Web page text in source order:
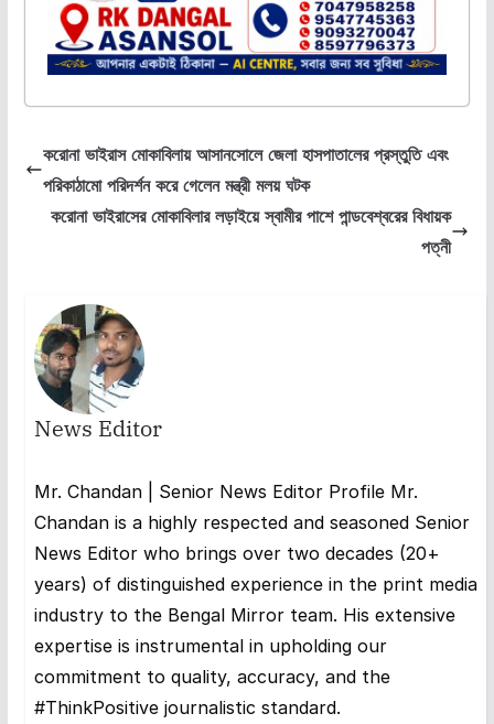
করোনা ভাইরাস মোকাবিলায় আসানসোলে জেলা হাসপাতালের প্রস্তুতি এবং
পরিকাঠামো পরিদর্শন করে গেলেন মন্ত্রী মলয় ঘটক
করোনা ভাইরাসের মোকাবিলার লড়াইয়ে স্বামীর পাশে পান্ডবেশ্বরের বিধায়ক
পত্নী
News Editor
Mr. Chandan | Senior News Editor Profile Mr.
Chandan is a highly respected and seasoned Senior
News Editor who brings over two decades (20+
years) of distinguished experience in the print media
industry to the Bengal Mirror team. His extensive
expertise is instrumental in upholding our
commitment to quality, accuracy, and the
#ThinkPositive journalistic standard.